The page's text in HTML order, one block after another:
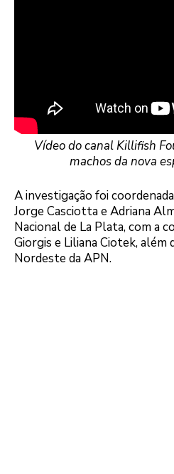
Vídeo do canal Killifish
machos da nova
A investigação foi
Jorge Casciotta e Adriana
Nacional de La Plata, com a
Giorgis e Liliana Ciotek, além
Nordeste da APN.